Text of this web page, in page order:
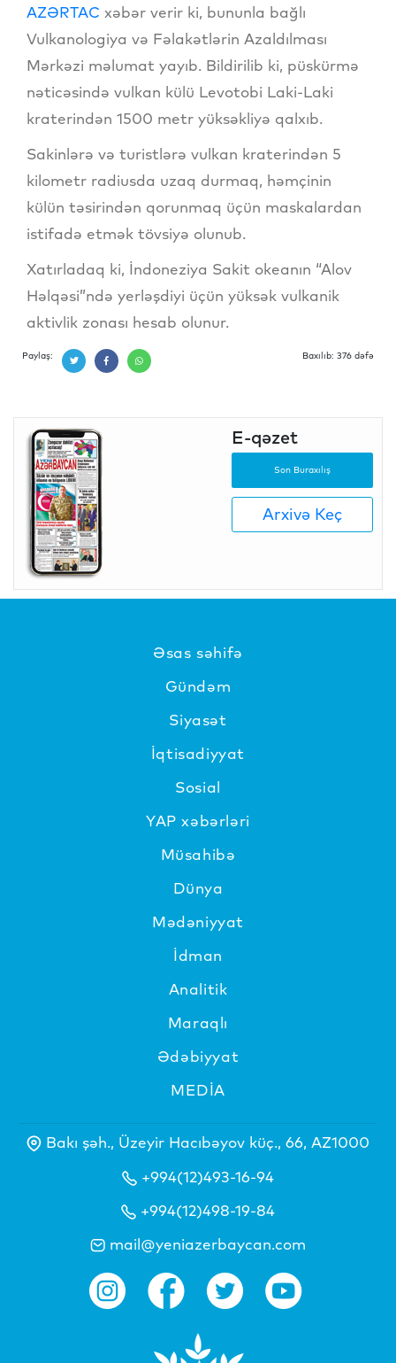
AZƏRTAC xəbər verir ki, bununla bağlı
Vulkanologiya və Fəlakətlərin Azaldılması
Mərkəzi məlumat yayıb. Bildirilib ki, püskürmə
nəticəsində vulkan külü Levotobi Laki-Laki
kraterindən 1500 metr yüksəkliyə qalxıb.
Sakinlərə və turistlərə vulkan kraterindən 5
kilometr radiusda uzaq durmaq, həmçinin
külün təsirindən qorunmaq üçün maskalardan
istifadə etmək tövsiyə olunub.
Xatırladaq ki, İndoneziya Sakit okeanın “Alov
Həlqəsi”ndə yerləşdiyi üçün yüksək vulkanik
aktivlik zonası hesab olunur.
Paylaş: Baxılıb: 376 dəfə
E-qəzet
Son Buraxılış
Arxivə Keç
Əsas səhifə
Gündəm
Siyasət
İqtisadiyyat
Sosial
YAP xəbərləri
Müsahibə
Dünya
Mədəniyyat
İdman
Analitik
Maraqlı
Ədəbiyyat
MEDİA
Bakı şəh., Üzeyir Hacıbəyov küç., 66, AZ1000
+994(12)493-16-94
+994(12)498-19-84
mail@yeniazerbaycan.com